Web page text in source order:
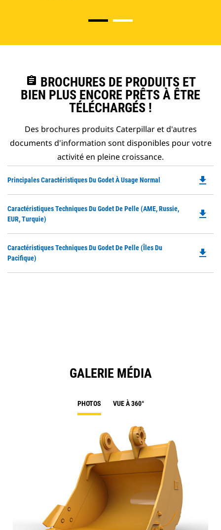
assignment BROCHURES DE PRODUITS ET
BIEN PLUS ENCORE PRÊTS À ÊTRE
TÉLÉCHARGÉS !
Des brochures produits Caterpillar et d'autres
documents d'information sont disponibles pour votre
activité en pleine croissance.
Principales Caractéristiques Du Godet À Usage Normal file_download
Caractéristiques Techniques Du Godet De Pelle (AME, Russie,
EUR, Turquie)
file_download
Caractéristiques Techniques Du Godet De Pelle (îles Du
Pacifique)
file_download
GALERIE MÉDIA
PHOTOS VUE À 360°